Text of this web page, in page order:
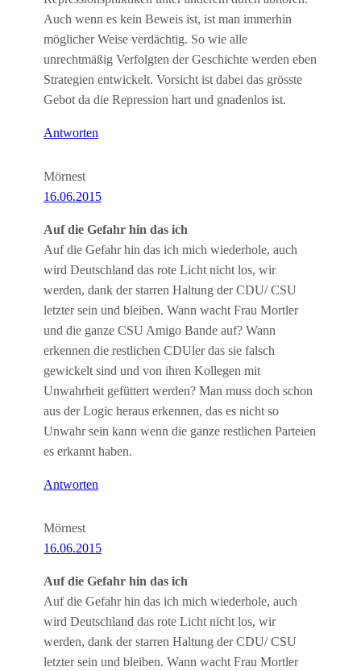
Auch wenn es kein Beweis ist, ist man immerhin
möglicher Weise verdächtig. So wie alle
unrechtmäßig Verfolgten der Geschichte werden eben
Strategien entwickelt. Vorsicht ist dabei das grösste
Gebot da die Repression hart und gnadenlos ist.
Antworten
Mörnest
16.06.2015
Auf die Gefahr hin das ich
Auf die Gefahr hin das ich mich wiederhole, auch
wird Deutschland das rote Licht nicht los, wir
werden, dank der starren Haltung der CDU/ CSU
letzter sein und bleiben. Wann wacht Frau Mortler
und die ganze CSU Amigo Bande auf? Wann
erkennen die restlichen CDUler das sie falsch
gewickelt sind und von ihren Kollegen mit
Unwahrheit gefüttert werden? Man muss doch schon
aus der Logic heraus erkennen, das es nicht so
Unwahr sein kann wenn die ganze restlichen Parteien
es erkannt haben.
Antworten
Mörnest
16.06.2015
Auf die Gefahr hin das ich
Auf die Gefahr hin das ich mich wiederhole, auch
wird Deutschland das rote Licht nicht los, wir
werden, dank der starren Haltung der CDU/ CSU
letzter sein und bleiben. Wann wacht Frau Mortler